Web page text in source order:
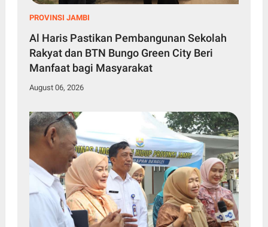
PROVINSI JAMBI
Al Haris Pastikan Pembangunan Sekolah
Rakyat dan BTN Bungo Green City Beri
Manfaat bagi Masyarakat
August 06, 2026